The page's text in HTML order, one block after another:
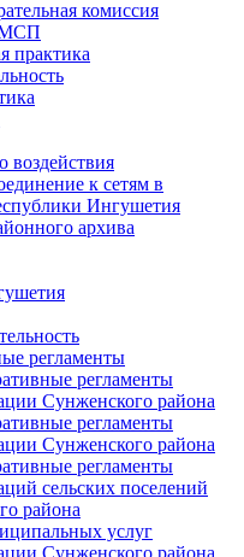
комиссия
МСП
практика
воздействия
к сетям в
Ингушетия
архива
регламенты
регламенты
Сунженского района
регламенты
Сунженского района
регламенты
сельских поселений
района
услуг
Сунженского района